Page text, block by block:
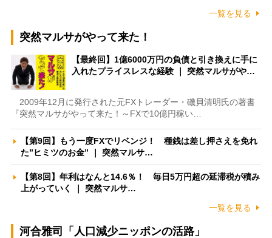
一覧を見る
突然マルサがやって来た！
【最終回】1億6000万円の負債と引き換えに手に
入れたプライスレスな経験 ｜ 突然マルサがや…
2009年12月に発行された元FXトレーダー・磯貝清明氏の著書
『突然マルサがやって来た！～FXで10億円稼い…
【第9回】もう一度FXでリベンジ！ 種銭は差し押さえを免れ
た”ヒミツのお金” ｜ 突然マルサ…
【第8回】年利はなんと14.6％！ 毎日5万円超の延滞税が積み
上がっていく ｜ 突然マルサ…
一覧を見る
河合雅司「人口減少ニッポンの活路」